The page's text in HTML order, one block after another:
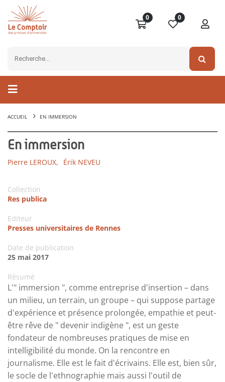
0 0
ACCUEIL EN IMMERSION
En immersion
Pierre LEROUX, Érik NEVEU
Collection
Res publica
Editeur
Presses universitaires de Rennes
Date de publication
25 mai 2017
Résumé
L'" immersion ", comme entreprise d'insertion – dans
un milieu, un terrain, un groupe – qui suppose partage
d'expérience et présence prolongée, empathie et peut-
être rêve de " devenir indigène ", est un geste
fondateur de nombreuses pratiques de mise en
intelligibilité du monde. On la rencontre en
journalisme. Elle est le fait d'écrivains. Elle est, bien sûr,
le socle de l'ethnographie mais aussi l'outil de